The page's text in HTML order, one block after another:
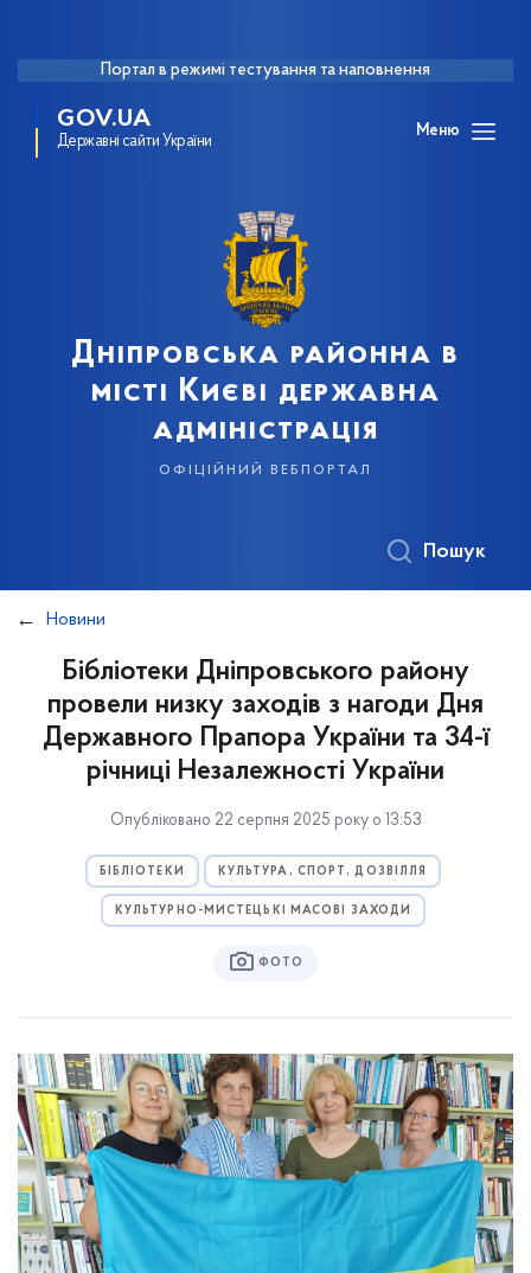
Портал в режимі тестування та наповнення
GOV.UA
Державні сайти України
Меню
Дніпровська районна в
місті Києві державна
адміністрація
офіційний вебпортал
Пошук
Новини
Бібліотеки Дніпровського району
провели низку заходів з нагоди Дня
Державного Прапора України та 34-ї
річниці Незалежності України
Опубліковано 22 серпня 2025 року о 13:53
БІБЛІОТЕКИ КУЛЬТУРА, СПОРТ, ДОЗВІЛЛЯ
КУЛЬТУРНО-МИСТЕЦЬКІ МАСОВІ ЗАХОДИ
ФОТО